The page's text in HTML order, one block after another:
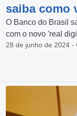
saiba como
O Banco do Brasil
com o novo 'real
28 de junho de 2024 -